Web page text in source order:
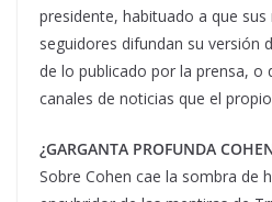
presidente, habituado a que
seguidores difundan su versión
de lo publicado por la prensa, o
canales de noticias que el
¿GARGANTA PROFUNDA
Sobre Cohen cae la sombra de